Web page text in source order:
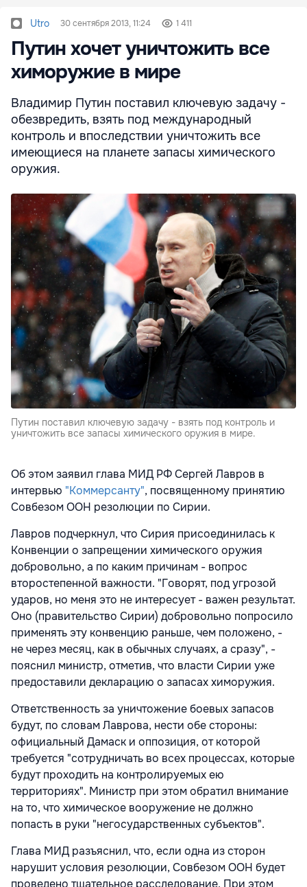
Utro 30 сентября 2013, 11:24 1 411
Путин хочет уничтожить все
химоружие в мире
Владимир Путин поставил ключевую задачу -
обезвредить, взять под международный
контроль и впоследствии уничтожить все
имеющиеся на планете запасы химического
оружия.
Путин поставил ключевую задачу - взять под контроль и
уничтожить все запасы химического оружия в мире.
Об этом заявил глава МИД РФ Сергей Лавров в
интервью "Коммерсанту", посвященному принятию
Совбезом ООН резолюции по Сирии.
Лавров подчеркнул, что Сирия присоединилась к
Конвенции о запрещении химического оружия
добровольно, а по каким причинам - вопрос
второстепенной важности. "Говорят, под угрозой
ударов, но меня это не интересует - важен результат.
Оно (правительство Сирии) добровольно попросило
применять эту конвенцию раньше, чем положено, -
не через месяц, как в обычных случаях, а сразу", -
пояснил министр, отметив, что власти Сирии уже
предоставили декларацию о запасах химоружия.
Ответственность за уничтожение боевых запасов
будут, по словам Лаврова, нести обе стороны:
официальный Дамаск и оппозиция, от которой
требуется "сотрудничать во всех процессах, которые
будут проходить на контролируемых ею
территориях". Министр при этом обратил внимание
на то, что химическое вооружение не должно
попасть в руки "негосударственных субъектов".
Глава МИД разъяснил, что, если одна из сторон
нарушит условия резолюции, Совбезом ООН будет
проведено тщательное расследование. При этом